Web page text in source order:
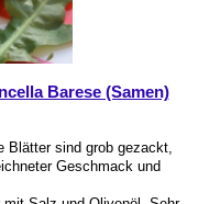
Barese (Samen)
Blätter sind grob gezackt,
Geschmack und